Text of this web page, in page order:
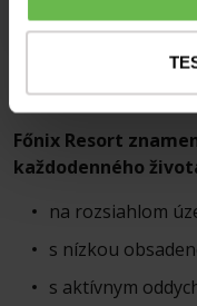
Főnix Resort
každodenného
na rozsiahlom
s nízkou
s aktívnym